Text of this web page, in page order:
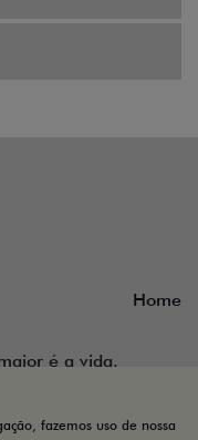
Home
é a vida.
fazemos uso de nossa